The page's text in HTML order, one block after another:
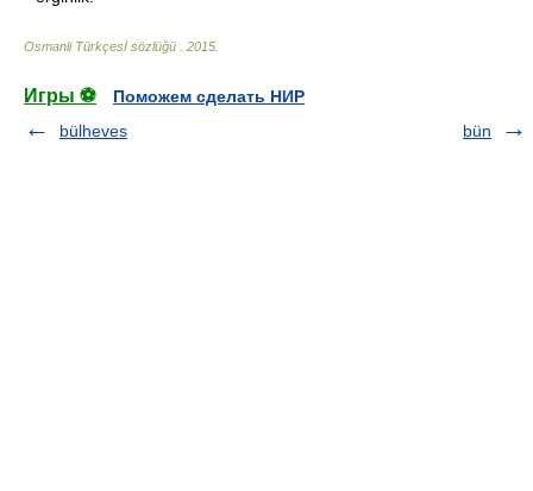
Osmanli Türkçesİ sözlüğü 2015
Игры ⚽
Поможем сделать НИР
bülheves
bün